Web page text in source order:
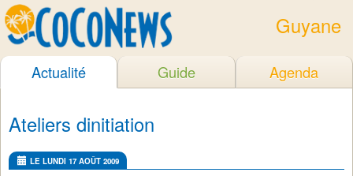
Guyane
Actualité Guide Agenda
Ateliers dinitiation
LE LUNDI 17 AOÛT 2009